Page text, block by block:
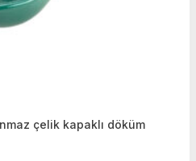
çelik kapaklı döküm